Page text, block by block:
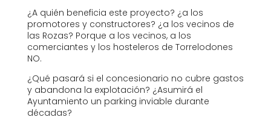
¿A quién beneficia este proyecto? ¿a los
promotores y constructores? ¿a los vecinos de
las Rozas? Porque a los vecinos, a los
comerciantes y los hosteleros de Torrelodones
NO.
¿Qué pasará si el concesionario no cubre gastos
y abandona la explotación? ¿Asumirá el
Ayuntamiento un parking inviable durante
décadas?